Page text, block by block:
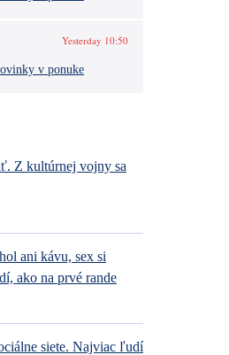
Yesterday 10:50
v ponuke
Z kultúrnej vojny sa
ani kávu, sex si
ako na prvé rande
siete. Najviac ľudí